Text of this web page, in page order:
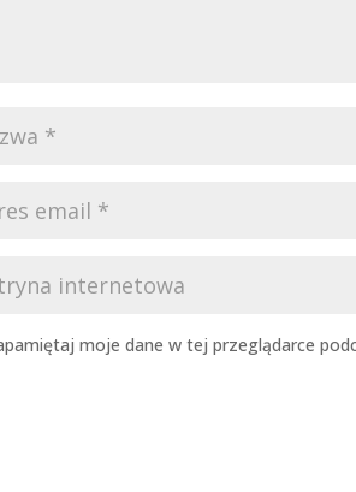
moje dane w tej przeglądarce